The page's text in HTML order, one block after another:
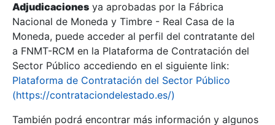
Adjudicaciones ya aprobadas por la Fábrica
Nacional de Moneda y Timbre - Real Casa de la
Moneda, puede acceder al perfil del contratante del
a FNMT-RCM en la Plataforma de Contratación del
Sector Público accediendo en el siguiente link:
Plataforma de Contratación del Sector Público
(https://contrataciondelestado.es/)
También podrá encontrar más información y algunos